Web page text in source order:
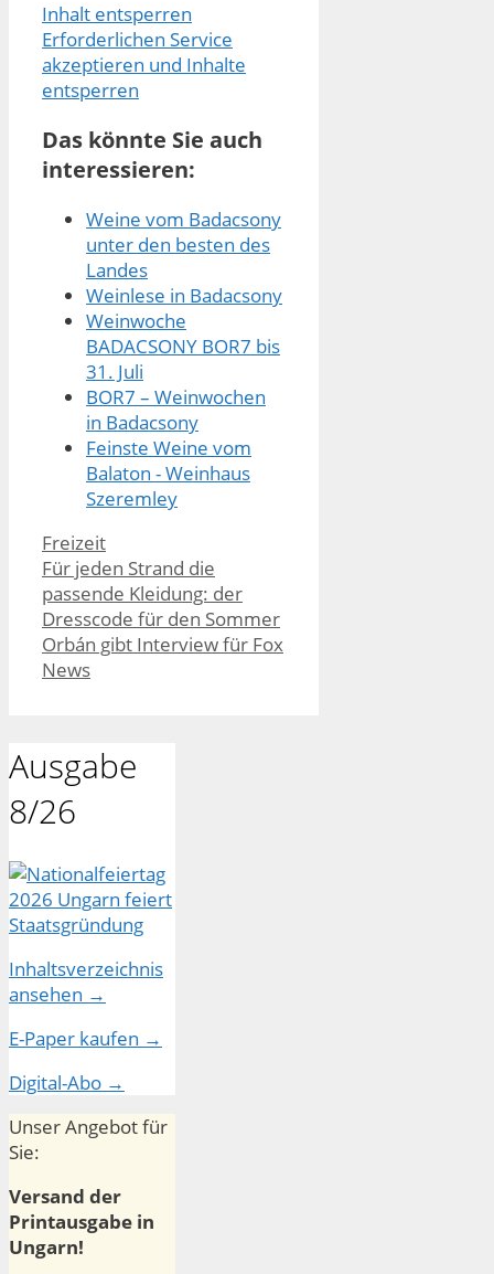
Inhalt entsperren
Erforderlichen Service
akzeptieren und Inhalte
entsperren
Das könnte Sie auch
interessieren:
Weine vom Badacsony
unter den besten des
Landes
Weinlese in Badacsony
Weinwoche
BADACSONY BOR7 bis
31. Juli
BOR7 – Weinwochen
in Badacsony
Feinste Weine vom
Balaton - Weinhaus
Szeremley
Kategorien
Freizeit
Für jeden Strand die
passende Kleidung: der
Dresscode für den Sommer
Orbán gibt Interview für Fox
News
Ausgabe
8/26
Inhaltsverzeichnis
ansehen →
E-Paper kaufen →
Digital-Abo →
Unser Angebot für
Sie:
Versand der
Printausgabe in
Ungarn!